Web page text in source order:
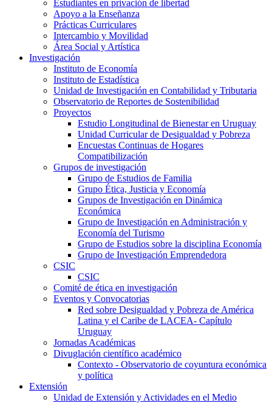
Estudiantes en privación de libertad
Apoyo a la Enseñanza
Prácticas Curriculares
Intercambio y Movilidad
Área Social y Artística
Investigación
Instituto de Economía
Instituto de Estadística
Unidad de Investigación en Contabilidad y Tributaria
Observatorio de Reportes de Sostenibilidad
Proyectos
Estudio Longitudinal de Bienestar en Uruguay
Unidad Curricular de Desigualdad y Pobreza
Encuestas Continuas de Hogares
Compatibilización
Grupos de investigación
Grupo de Estudios de Familia
Grupo Ética, Justicia y Economía
Grupos de Investigación en Dinámica
Económica
Grupo de Investigación en Administración y
Economía del Turismo
Grupo de Estudios sobre la disciplina Economía
Grupo de Investigación Emprendedora
CSIC
CSIC
Comité de ética en investigación
Eventos y Convocatorias
Red sobre Desigualdad y Pobreza de América
Latina y el Caribe de LACEA- Capítulo
Uruguay
Jornadas Académicas
Divuglación científico académico
Contexto - Observatorio de coyuntura económica
y política
Extensión
Unidad de Extensión y Actividades en el Medio